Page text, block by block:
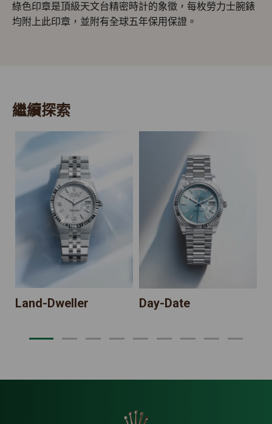
綠色印章是頂級天文台精密時計的象徵，每枚勞力士腕錶
均附上此印章，並附有全球五年保用保證。
繼續探索
Land-Dweller Day-Date